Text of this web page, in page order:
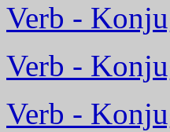
Verb -
Verb -
Verb -